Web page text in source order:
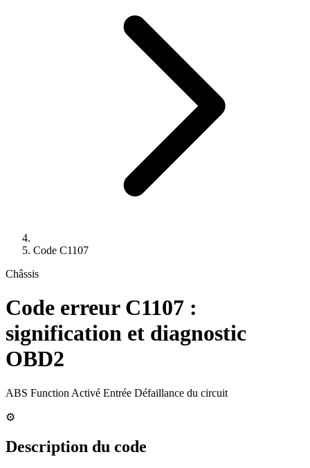
Code C1107
Châssis
Code erreur C1107 :
signification et diagnostic
OBD2
ABS Function Activé Entrée Défaillance du circuit
⚙️
Description du code